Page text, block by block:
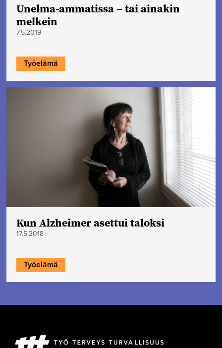
Unelma-ammatissa – tai ainakin
melkein
7.5.2019
Työelämä
Kun Alzheimer asettui taloksi
17.5.2018
Työelämä